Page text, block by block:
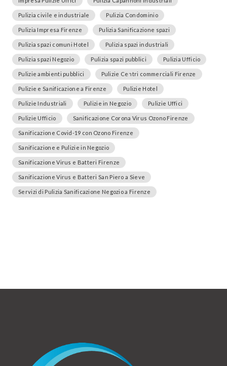
Pulizia civile e industriale Pulizia Condominio
Pulizia Impresa Firenze Pulizia Sanificazione spazi
Pulizia spazi comuni Hotel Pulizia spazi industriali
Pulizia spazi Negozio Pulizia spazi pubblici Pulizia Ufficio
Pulizie ambienti pubblici Pulizie Centri commerciali Firenze
Pulizie e Sanificazione a Firenze Pulizie Hotel
Pulizie Industriali Pulizie in Negozio Pulizie Uffici
Pulizie Ufficio Sanificazione Corona Virus Ozono Firenze
Sanificazione Covid-19 con Ozono Firenze
Sanificazione e Pulizie in Negozio
Sanificazione Virus e Batteri Firenze
Sanificazione Virus e Batteri San Piero a Sieve
Servizi di Pulizia Sanificazione Negozio a Firenze